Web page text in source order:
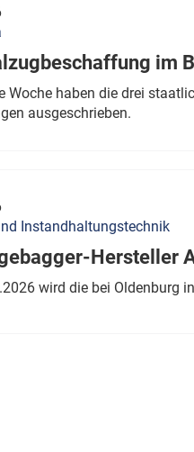
im
Woche haben die drei
ausgeschrieben.
Instandhaltungstechnik
Hersteller
wird die bei Oldenburg